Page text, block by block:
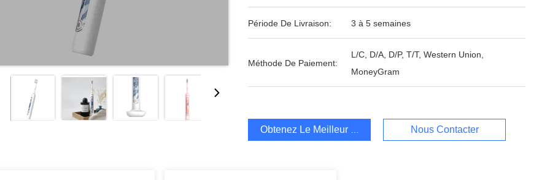
Période De Livraison: 3 à 5 semaines
Méthode De Paiement:
L/C, D/A, D/P, T/T, Western Union,
MoneyGram
Obtenez Le Meilleur Prix Nous Contacter